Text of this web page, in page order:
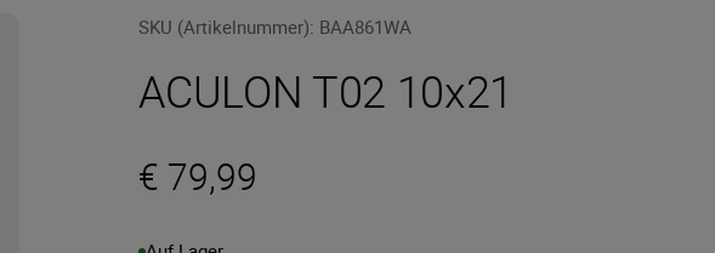
SKU (Artikelnummer): BAA861WA
ACULON T02 10x21
€ 79,99